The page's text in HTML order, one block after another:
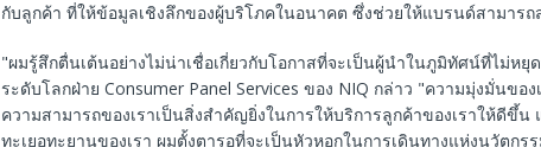
กับลูกค้า ที่ให้ข้อมูลเชิงลึกของผู้บริโภคในอนาคต ซึ่งช่วยให้แบรนด์สามารถ
"ผมรู้สึกตื่นเต้นอย่างไม่น่าเชื่อเกี่ยวกับโอกาสที่จะเป็นผู้นําในภูมิทัศน์ที่ไม่หยุ
ระดับโลกฝ่าย Consumer Panel Services ของ NIQ กล่าว "ความมุ่งมั่นขอ
ความสามารถของเราเป็นสิ่งสําคัญยิ่งในการให้บริการลูกค้าของเราให้ดีขึ้น
ทะเยอทะยานของเรา ผมตั้งตารอที่จะเป็นหัวหอกในการเดินทางแห่งนวัตกร